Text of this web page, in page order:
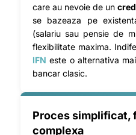
care au nevoie de un
se bazeaza pe
(salariu sau pensie de
flexibilitate maxima.
IFN este o alternativa
bancar clasic.
Proces simplificat,
complexa